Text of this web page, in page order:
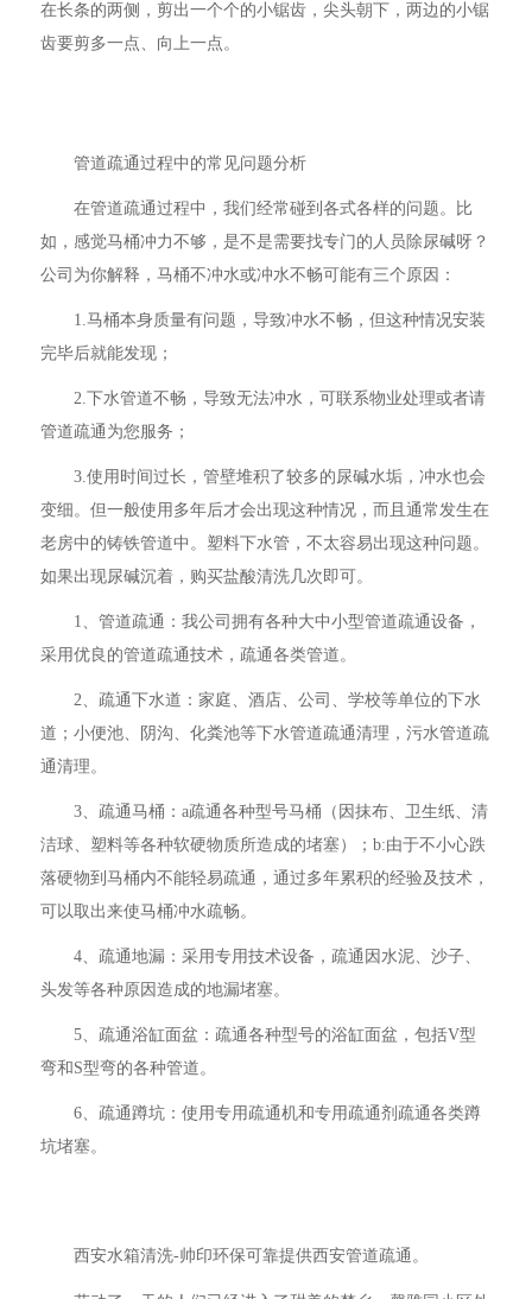
在长条的两侧，剪出一个个的小锯齿，尖头朝下，两边的小锯
齿要剪多一点、向上一点。
管道疏通过程中的常见问题分析
在管道疏通过程中，我们经常碰到各式各样的问题。比
如，感觉马桶冲力不够，是不是需要找专门的人员除尿碱呀？
公司为你解释，马桶不冲水或冲水不畅可能有三个原因：
1.马桶本身质量有问题，导致冲水不畅，但这种情况安装
完毕后就能发现；
2.下水管道不畅，导致无法冲水，可联系物业处理或者请
管道疏通为您服务；
3.使用时间过长，管壁堆积了较多的尿碱水垢，冲水也会
变细。但一般使用多年后才会出现这种情况，而且通常发生在
老房中的铸铁管道中。塑料下水管，不太容易出现这种问题。
如果出现尿碱沉着，购买盐酸清洗几次即可。
1、管道疏通：我公司拥有各种大中小型管道疏通设备，
采用优良的管道疏通技术，疏通各类管道。
2、疏通下水道：家庭、酒店、公司、学校等单位的下水
道；小便池、阴沟、化粪池等下水管道疏通清理，污水管道疏
通清理。
3、疏通马桶：a疏通各种型号马桶（因抹布、卫生纸、清
洁球、塑料等各种软硬物质所造成的堵塞）；b:由于不小心跌
落硬物到马桶内不能轻易疏通，通过多年累积的经验及技术，
可以取出来使马桶冲水疏畅。
4、疏通地漏：采用专用技术设备，疏通因水泥、沙子、
头发等各种原因造成的地漏堵塞。
5、疏通浴缸面盆：疏通各种型号的浴缸面盆，包括V型
弯和S型弯的各种管道。
6、疏通蹲坑：使用专用疏通机和专用疏通剂疏通各类蹲
坑堵塞。
西安水箱清洗-帅印环保可靠提供西安管道疏通。